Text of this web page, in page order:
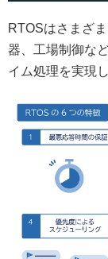
RTOSはさまざ
器、工場制御な
イム処理を実現